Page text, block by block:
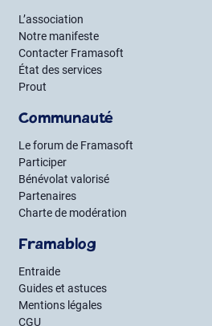
L’association
Notre manifeste
Contacter Framasoft
État des services
Prout
Communauté
Le forum de Framasoft
Participer
Bénévolat valorisé
Partenaires
Charte de modération
Framablog
Entraide
Guides et astuces
Mentions légales
CGU